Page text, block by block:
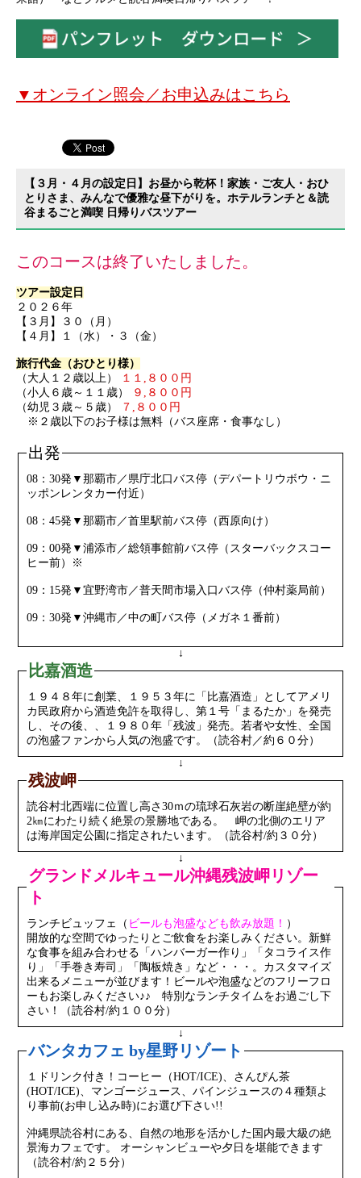
▼オンライン照会／お申込みはこちら
【３月・４月の設定日】お昼から乾杯！家族・ご友人・おひ
とりさま、みんなで優雅な昼下がりを。ホテルランチと＆読
谷まるごと満喫 日帰りバスツアー
このコースは終了いたしました。
ツアー設定日
２０２６年
【３月】３０（ 月 ）
【４月】１（水）・３（金）
旅行代金（おひとり様）
（大人１２歳以上）
１１,８００円
（小人６歳～１１歳）
９,８００円
（幼児３歳～５歳）
７,８ ００円
※２歳以下のお子様は無料（バス座席・食事なし）
出発
08：30発▼那覇市／県庁北口バス停（デパートリウボウ・ニ
ッポンレンタカー付近）
08：45発▼那覇市／首里駅前バス停（西原向け）
09：00発▼浦添市／総領事館前バス停（スターバックスコー
ヒー前）※
09：15発▼宜野湾市／普天間市場入口バス停（仲村薬局前）
09：30発▼沖縄市／中の町バス停（メガネ１番前）
↓
比嘉酒造
１９４８年に創業、１９５３年に「比嘉酒造」としてアメリ
カ民政府から酒造免許を取得し、第１号「まるたか」を発売
し、その後、、１９８０年「残波」発売。若者や女性、全国
の泡盛ファンから人気の泡盛です。（読谷村／約６０分）
↓
残波岬
読谷村北西端に位置し高さ30ｍの琉球石灰岩の断崖絶壁が約
2㎞にわたり続く絶景の景勝地である。 岬の北側のエリア
は海岸国定公園に指定されたいます。（読谷村/約３０分）
↓
グランドメルキュール沖縄残波岬リゾー
ト
ランチビュッフェ（ ビールも泡盛なども飲み放題！ ）
開放的な空間でゆったりとご飲食をお楽しみください。新鮮
な食事を組み合わせる「ハンバーガー作り」「タコライス作
り」「手巻き寿司」「陶板焼き」など・・・。カスタマイズ
出来るメニューが並びます！ビールや泡盛などのフリーフロ
ーもお楽しみください♪♪ 特別なランチタイムをお過ごし下
さい！（読谷村/約１００分）
↓
バンタカフェ by星野リゾート
１ドリンク付き！コーヒー（HOT/ICE)、さんぴん茶
(HOT/ICE)、マンゴージュース、パインジュースの４種類よ
り事前(お申し込み時)にお選び下さい!!
沖縄県読谷村にある、自然の地形を活かした国内最大級の絶
景海カフェです。 オーシャンビューや夕日を堪能できます
（読谷村/約２５分）